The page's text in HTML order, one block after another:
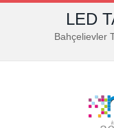
LED
Bahçelievler